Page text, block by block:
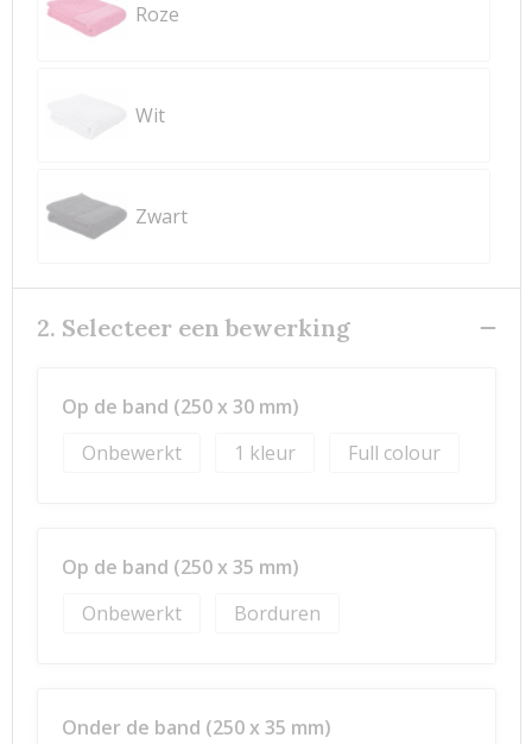
Roze
Wit
Zwart
2. Selecteer een bewerking
Op de band (250 x 30 mm)
Onbewerkt
1 Full colour
Op de band (250 x 35 mm)
Onbewerkt
Borduren
Onder de band (250 x 35 mm)